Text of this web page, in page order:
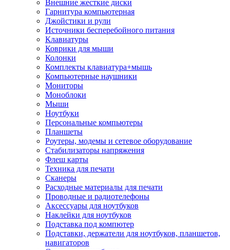
Внешние жесткие диски
Гарнитура компьютерная
Джойстики и рули
Источники бесперебойного питания
Клавиатуры
Коврики для мыши
Колонки
Комплекты клавиатура+мышь
Компьютерные наушники
Мониторы
Моноблоки
Мыши
Ноутбуки
Персональные компьютеры
Планшеты
Роутеры, модемы и сетевое оборудование
Стабилизаторы напряжения
Флеш карты
Техника для печати
Сканеры
Расходные материалы для печати
Проводные и радиотелефоны
Аксессуары для ноутбуков
Наклейки для ноутбуков
Подставка под компютер
Подставки, держатели для ноутбуков, планшетов,
навигаторов